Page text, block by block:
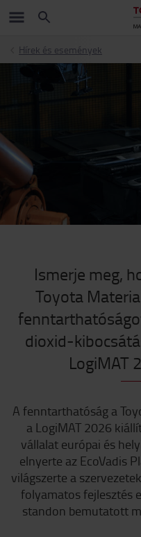
Hírek és események
Ismerje meg,
Toyota
dioxid-
LogiMAT
A fenntarthatóság a
a LogiMAT 2026
vállalat európai és
elnyerte az EcoVadis
világszerte a
folyamatos fejlesztés
standon bemutatott